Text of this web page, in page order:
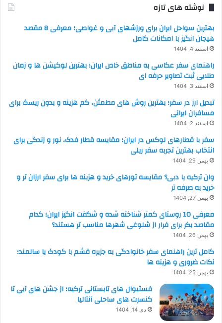
نوشته های تازه
بهترین سواحل ایران برای ورزشهای آبی و غواصی؛ معرفی 8 مقصد
هیجان انگیز با امکانات کامل
اسفند 4, 1404
راهنمای سفر عکاسی به مناطق خاص ایران؛ بهترین لوکیشن ها و زمان
طلایی ثبت تصاویر حرفه ای
اسفند 3, 1404
تبدیل ارز در سفر؛ بهترین روش های مطمئن، کم هزینه و بدون ریسک برای
مسافران ایرانی
اسفند 2, 1404
سفر با قطارهای لوکس در ایران؛ مقایسه قطار فدک، نور و زندگی برای
انتخاب بهترین تجربه سفر ریلی
بهمن 29, 1404
وان ترکیه یا دبی؟ مقایسه تورهای خرید و هزینه ها برای سفر ارزان تر و
خرید به صرفه تر
بهمن 27, 1404
معرفی 10 روستای کمتر شناخته شده و شگفت انگیز ایران؛ کدام
مقاصد بکر برای فرار از شلوغی شهرها مناسب تر هستند؟
بهمن 26, 1404
کامل ترین راهنمای سفر خانوادگی به جزیره قشم با کودک یا سالمند؛
نکات ضروری و هزینه ها
بهمن 25, 1404
فستیوال های تابستانی ترکیه؛ از جشن های آبی تا
کنسرت های ساحلی آنتالیا
دی 14, 1404